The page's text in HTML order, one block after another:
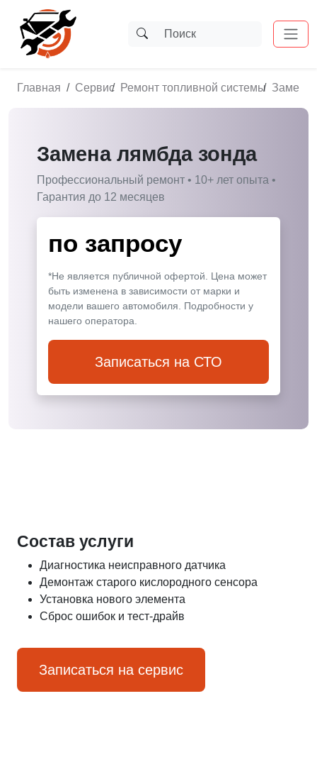
Главная Сервис Ремонт топливной системы Замена
Замена лямбда зонда
Профессиональный ремонт • 10+ лет опыта •
Гарантия до 12 месяцев
по запросу
*Не является публичной офертой. Цена может
быть изменена в зависимости от марки и
модели вашего автомобиля. Подробности у
нашего оператора.
Записаться на СТО
Состав услуги
Диагностика неисправного датчика
Демонтаж старого кислородного сенсора
Установка нового элемента
Сброс ошибок и тест-драйв
Записаться на сервис